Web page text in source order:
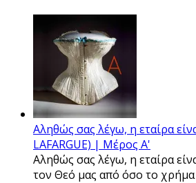
Αληθώς σας λέγω, η εταίρα
LAFARGUE) | Μέρος Α'
Αληθώς σας λέγω, η εταίρα
τον Θεό μας από όσο το χρήμα